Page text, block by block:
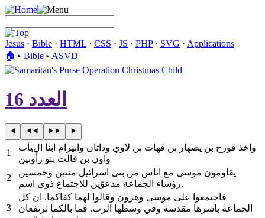
Jesus · Bible · HTML · CSS · JS · PHP· SVG · Applications
🏠︎ ▸ Bible ▸ ASVD
العدد 16
1
واخذ قورح بن يصهار بن قهات بن لاوي وداثان وابيرام ابنا اليآب
واون بن فالت بنو رأوبين
2
يقاومون موسى مع اناس من بني اسرائيل مئتين وخمسين
رؤساء الجماعة مدعوّين للاجتماع ذوي اسم.
3
فاجتمعوا على موسى وهرون وقالوا لهما كفاكما. ان كل
الجماعة باسرها مقدسة وفي وسطها الرب. فما بالكما ترتفعان